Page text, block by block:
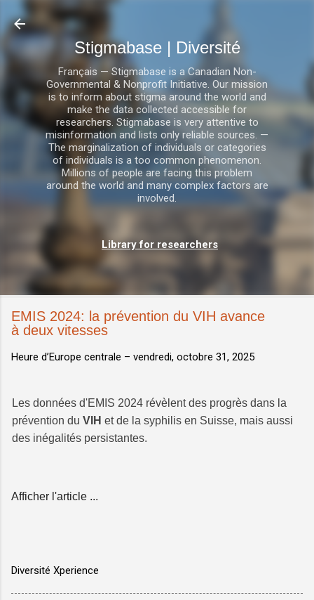
Stigmabase | Diversité
Français — Stigmabase is a Canadian Non-
Governmental & Nonprofit Initiative. Our mission
is to inform about stigma around the world and
make the data collected accessible for
researchers. Stigmabase is very attentive to
misinformation and lists only reliable sources. —
The marginalization of individuals or categories
of individuals is a too common phenomenon.
Millions of people are facing this problem
around the world and many complex factors are
involved.
Library for researchers
EMIS 2024: la prévention du VIH avance
à deux vitesses
Heure d’Europe centrale – vendredi, octobre 31, 2025
Les données d'EMIS 2024 révèlent des progrès dans la
prévention du VIH et de la syphilis en Suisse, mais aussi
des inégalités persistantes.
Afficher l'article ...
Diversité Xperience